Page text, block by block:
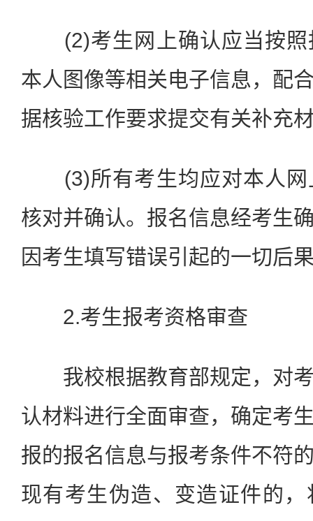
(2)考生网上确认应当按照
本人图像等相关电子信息，配
据核验工作要求提交有关补充
(3)所有考生均应对本人网
核对并确认。报名信息经考生
因考生填写错误引起的一切后
2.考生报考资格审查
我校根据教育部规定，对考
认材料进行全面审查，确定考
报的报名信息与报考条件不符
现有考生伪造、变造证件的